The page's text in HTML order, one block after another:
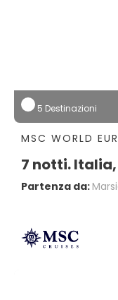
5 Destinazioni
MSC WORLD
7 notti.
Partenza da: